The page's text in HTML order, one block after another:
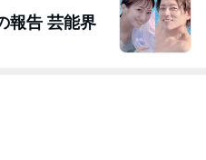
報告 芸能界